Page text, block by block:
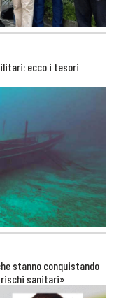
ecco i tesori
stanno conquistando
rischi sanitari»